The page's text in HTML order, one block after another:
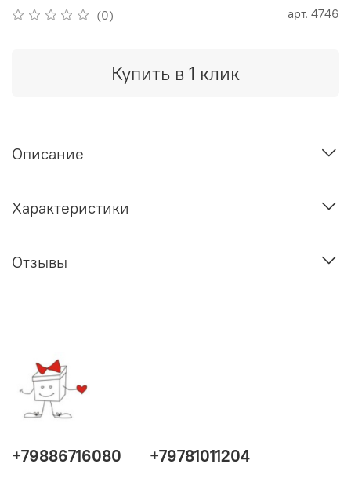
(0) арт. 4746
Купить в 1 клик
Описание
Характеристики
Отзывы
+79886716080 +79781011204